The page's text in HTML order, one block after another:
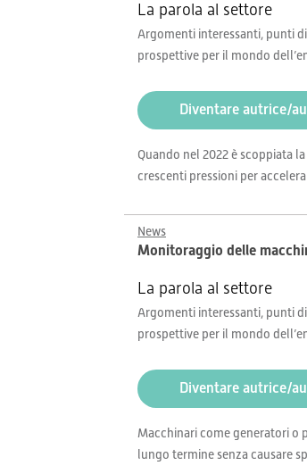
La parola al settore
Argomenti interessanti, punti
prospettive per il mondo
Diventare autrice/
Quando nel 2022 è scoppiata
crescenti pressioni per
News
Monitoraggio delle
La parola al settore
Argomenti interessanti, punti
prospettive per il mondo
Diventare autrice/
Macchinari come generatori o
lungo termine senza causare